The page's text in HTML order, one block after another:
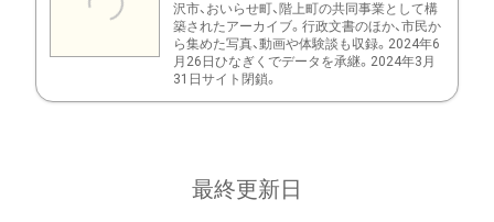
沢市、おいらせ町、階上町の共同事業として構
築されたアーカイブ。行政文書のほか、市民か
ら集めた写真、動画や体験談も収録。2024年6
月26日ひなぎくでデータを承継。2024年3月
31日サイト閉鎖。
最終更新日